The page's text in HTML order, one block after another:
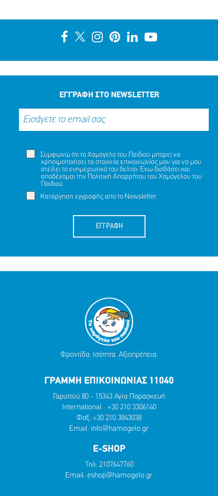
ΕΓΓΡΑΦΗ ΣΤΟ NEWSLETTER
Συμφωνώ ότι το Χαμόγελο του Παιδιού μπορεί να
χρησιμοποιήσει τα στοιχεία επικοινωνίας μου για να μου
στείλει το ενημερωτικό του δελτίο. Έχω διαβάσει και
αποδέχομαι την
Πολιτική Απορρήτου του Χαμόγελου του
Παιδιού
Κατάργηση εγγραφής απο το Newsletter.
ΕΓΓΡΑΦΗ
Φροντίδα. Ισότητα. Αξιοπρέπεια.
ΓΡΑΜΜΗ ΕΠΙΚΟΙΝΩΝΙΑΣ 11040
Γαρυττού 80 - 15343 Αγία Παρασκευή
International : +30 210 3306140
Φαξ: +30 210 3843038
Email: info@hamogelo.gr
E-SHOP
Τηλ: 2107647760
Email: eshop@hamogelo.gr